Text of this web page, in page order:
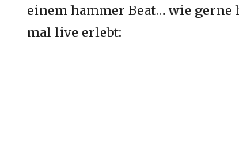
einem hammer Beat… wie gerne
mal live erlebt: